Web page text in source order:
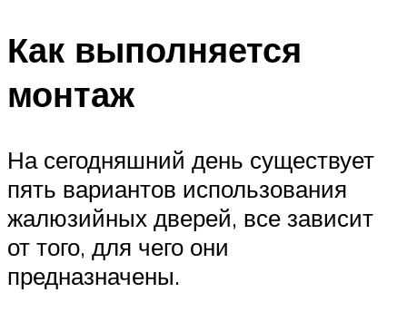
Как выполняется
монтаж
На сегодняшний день существует
пять вариантов использования
жалюзийных дверей, все зависит
от того, для чего они
предназначены.